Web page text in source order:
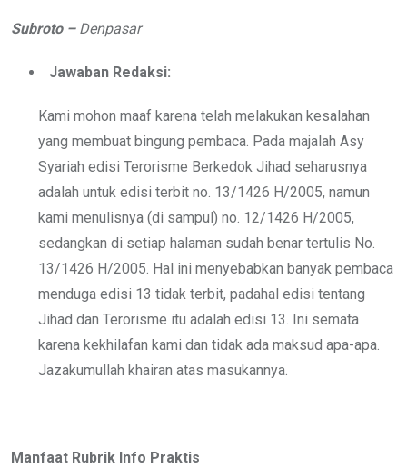
Subroto – Denpasar
Jawaban Redaksi:
Kami mohon maaf karena telah melakukan kesalahan
yang membuat bingung pembaca. Pada majalah Asy
Syariah edisi Terorisme Berkedok Jihad seharusnya
adalah untuk edisi terbit no. 13/1426 H/2005, namun
kami menulisnya (di sampul) no. 12/1426 H/2005,
sedangkan di setiap halaman sudah benar tertulis No.
13/1426 H/2005. Hal ini menyebabkan banyak pembaca
menduga edisi 13 tidak terbit, padahal edisi tentang
Jihad dan Terorisme itu adalah edisi 13. Ini semata
karena kekhilafan kami dan tidak ada maksud apa-apa.
Jazakumullah khairan atas masukannya.
Manfaat Rubrik Info Praktis